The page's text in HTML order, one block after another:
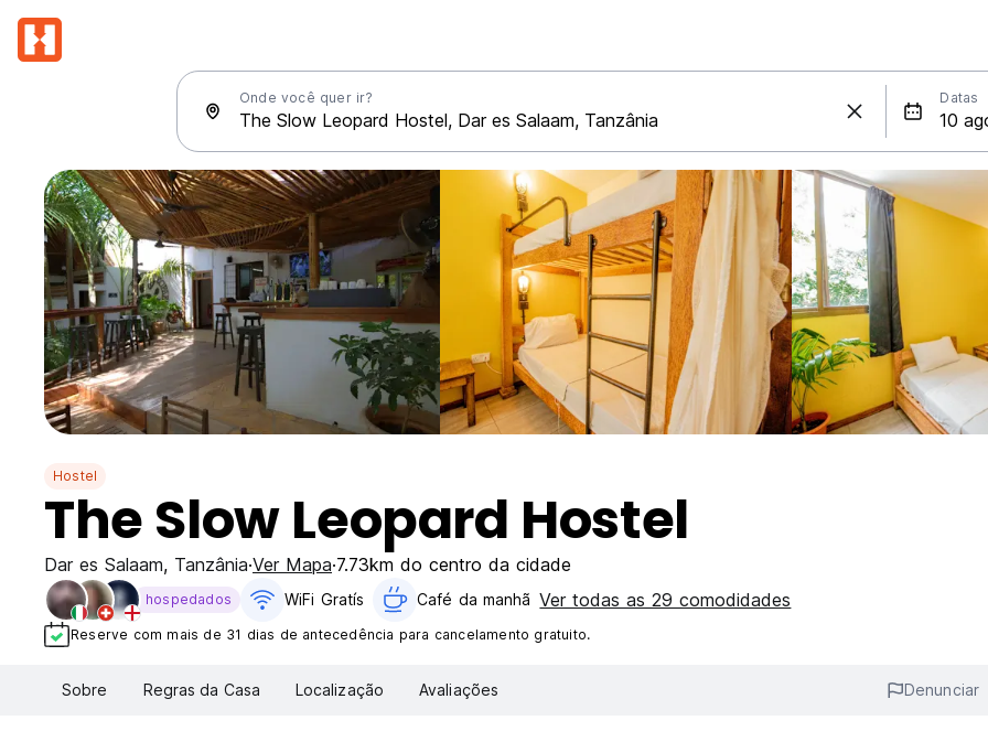
Onde você quer ir? Datas
Hostel
The Slow Leopard Hostel
Dar es Salaam, Tanzânia Ver Mapa 7.73km do centro da cidade
hospedados WiFi Gratís Café da manhã Ver todas as 29 comodidades
Reserve com mais de 31 dias de antecedência para cancelamento gratuito.
Sobre Regras da Casa Localização Avaliações Denunciar